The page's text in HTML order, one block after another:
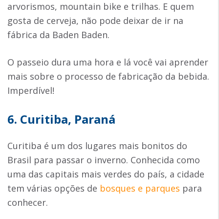
arvorismos, mountain bike e trilhas. E quem
gosta de cerveja, não pode deixar de ir na
fábrica da Baden Baden.
O passeio dura uma hora e lá você vai aprender
mais sobre o processo de fabricação da bebida.
Imperdível!
6. Curitiba, Paraná
Curitiba é um dos lugares mais bonitos do
Brasil para passar o inverno. Conhecida como
uma das capitais mais verdes do país, a cidade
tem várias opções de bosques e parques para
conhecer.